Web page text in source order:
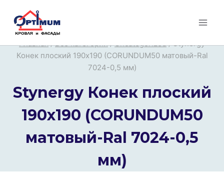
Перейти
Главная / Все категории / Uncategorized / Stynergy
Конек плоский 190х190 (CORUNDUM50 матовый-Ral
7024-0,5 мм)
Stynergy Конек плоский
190х190 (CORUNDUM50
матовый-Ral 7024-0,5
мм)